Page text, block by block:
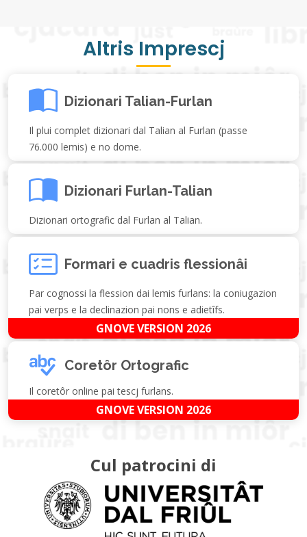
Altris Imprescj
Dizionari Talian-Furlan
Il plui complet dizionari dal Talian al Furlan (passe
76.000 lemis) e no dome.
Dizionari Furlan-Talian
Dizionari ortografic dal Furlan al Talian.
Formari e cuadris flessionâi
Par cognossi la flession dai lemis furlans: la coniugazion
pai verps e la declinazion pai nons e adietîfs.
GNOVE VERSION 2026
Coretôr Ortografic
Il coretôr online pai tescj furlans.
GNOVE VERSION 2026
Cul patrocini di